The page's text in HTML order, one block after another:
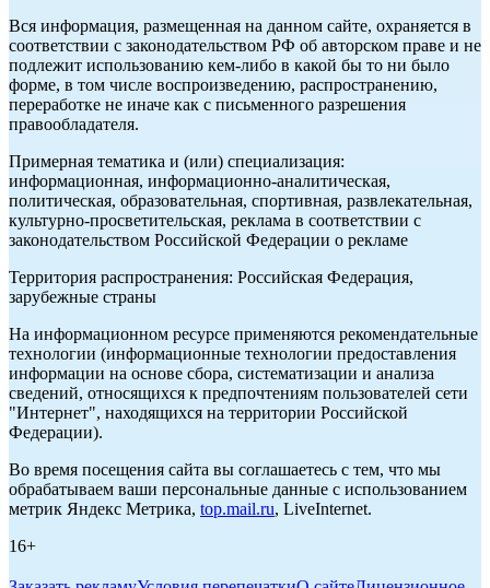
Вся информация, размещенная на данном сайте, охраняется в
соответствии с законодательством РФ об авторском праве и не
подлежит использованию кем-либо в какой бы то ни было
форме, в том числе воспроизведению, распространению,
переработке не иначе как с письменного разрешения
правообладателя.
Примерная тематика и (или) специализация:
информационная, информационно-аналитическая,
политическая, образовательная, спортивная, развлекательная,
культурно-просветительская, реклама в соответствии с
законодательством Российской Федерации о рекламе
Территория распространения: Российская Федерация,
зарубежные страны
На информационном ресурсе применяются рекомендательные
технологии (информационные технологии предоставления
информации на основе сбора, систематизации и анализа
сведений, относящихся к предпочтениям пользователей сети
"Интернет", находящихся на территории Российской
Федерации).
Во время посещения сайта вы соглашаетесь с тем, что мы
обрабатываем ваши персональные данные с использованием
метрик Яндекс Метрика, top.mail.ru, LiveInternet.
16+